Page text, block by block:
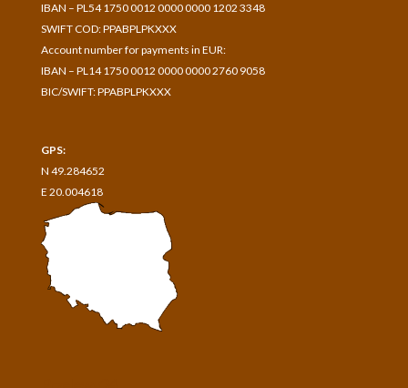
IBAN – PL54 1750 0012 0000 0000 1202 3348
SWIFT COD: PPABPLPKXXX
Account number for payments in EUR:
IBAN – PL14 1750 0012 0000 0000 2760 9058
BIC/SWIFT: PPABPLPKXXX
GPS:
N 49.284652
E 20.004618